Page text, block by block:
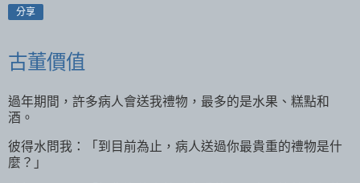
分享
古董價值
過年期間，許多病人會送我禮物，最多的是水果、糕點和
酒。
彼得水問我：「到目前為止，病人送過你最貴重的禮物是什
麼？」